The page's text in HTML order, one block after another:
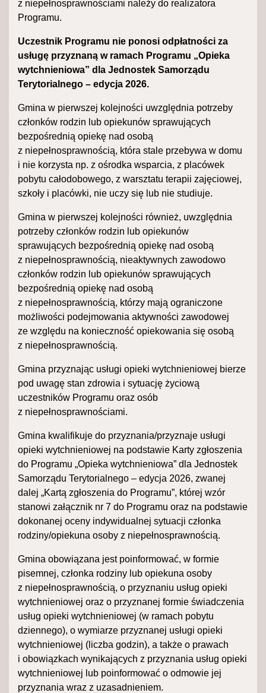
z niepełnosprawnościami należy do realizatora
Programu.
Uczestnik Programu nie ponosi odpłatności za
usługę przyznaną w ramach Programu „Opieka
wytchnieniowa” dla Jednostek Samorządu
Terytorialnego – edycja 2026.
Gmina w pierwszej kolejności uwzględnia potrzeby
członków rodzin lub opiekunów sprawujących
bezpośrednią opiekę nad osobą
z niepełnosprawnością, która stale przebywa w domu
i nie korzysta np. z ośrodka wsparcia, z placówek
pobytu całodobowego, z warsztatu terapii zajęciowej,
szkoły i placówki, nie uczy się lub nie studiuje.
Gmina w pierwszej kolejności również, uwzględnia
potrzeby członków rodzin lub opiekunów
sprawujących bezpośrednią opiekę nad osobą
z niepełnosprawnością, nieaktywnych zawodowo
członków rodzin lub opiekunów sprawujących
bezpośrednią opiekę nad osobą
z niepełnosprawnością, którzy mają ograniczone
możliwości podejmowania aktywności zawodowej
ze względu na konieczność opiekowania się osobą
z niepełnosprawnością.
Gmina przyznając usługi opieki wytchnieniowej bierze
pod uwagę stan zdrowia i sytuację życiową
uczestników Programu oraz osób
z niepełnosprawnościami.
Gmina kwalifikuje do przyznania/przyznaje usługi
opieki wytchnieniowej na podstawie Karty zgłoszenia
do Programu „Opieka wytchnieniowa” dla Jednostek
Samorządu Terytorialnego – edycja 2026, zwanej
dalej „Kartą zgłoszenia do Programu”, której wzór
stanowi załącznik nr 7 do Programu oraz na podstawie
dokonanej oceny indywidualnej sytuacji członka
rodziny/opiekuna osoby z niepełnosprawnością.
Gmina obowiązana jest poinformować, w formie
pisemnej, członka rodziny lub opiekuna osoby
z niepełnosprawnością, o przyznaniu usług opieki
wytchnieniowej oraz o przyznanej formie świadczenia
usług opieki wytchnieniowej (w ramach pobytu
dziennego), o wymiarze przyznanej usługi opieki
wytchnieniowej (liczba godzin), a także o prawach
i obowiązkach wynikających z przyznania usług opieki
wytchnieniowej lub poinformować o odmowie jej
przyznania wraz z uzasadnieniem.